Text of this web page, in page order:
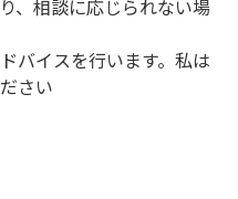
、相談に応じられない場
バイスを行います。私は
さい